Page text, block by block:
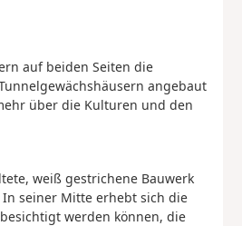
auf beiden Seiten die
angebaut
über die Kulturen und den
weiß gestrichene Bauwerk
seiner Mitte erhebt sich die
werden können, die